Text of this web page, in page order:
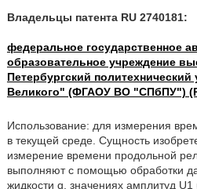
Владельцы патента RU 2740181:
федеральное государственное
образовательное учреждение
Петербургский политехнический
Великого" (ФГАОУ ВО "СПбПУ")
Использование: для измерения
в текущей среде. Сущность
измерение времени продольной
выполняют с помощью обработки
жидкости q, значениях амплитуд